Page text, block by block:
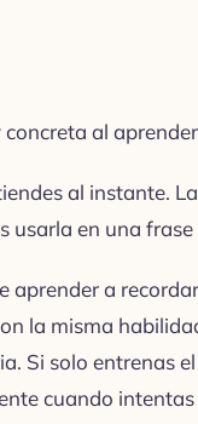
al
al instante.
usarla en una
aprender a
la misma
Si solo entrenas
cuando